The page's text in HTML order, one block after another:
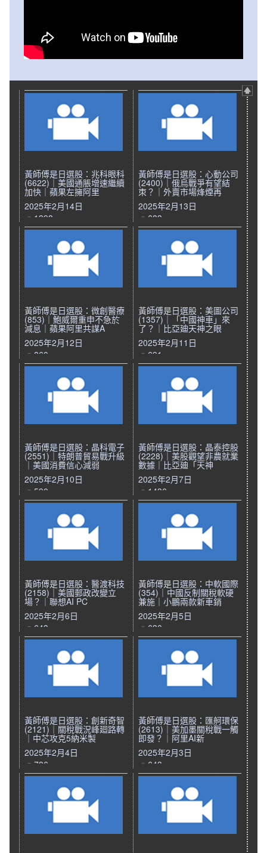
黃師傅是日選股：兆科眼科
(6622)｜美國通脹增速繼續
加快｜蘋果左擁阿里
2025年2月14日
1398
黃師傅是日選股：心動公司
(2400)｜俄烏戰爭有望結
朿？｜外賣市場烽煙再
2025年2月13日
683
黃師傅是日選股：微創醫療
(853)｜鮑威爾重申不急於
減息｜蘋果阿里共謀A
2025年2月12日
860
黃師傅是日選股：美圖公司
(1357)｜「中國神車」來
了？｜比亞廸天神之眼
2025年2月11日
691
黃師傅是日選股：晶科電子
(2551)｜特朗普貿易戰升級
｜美國消費信心減弱
2025年2月10日
590
黃師傅是日選股：晶泰控股
(2228)｜美股觀望非農就業
數據｜比亞廸「天神
2025年2月7日
1436
黃師傅是日選股：醫渡科技
(2158)｜美國郵政改變立
場？｜聯想AI PC
2025年2月6日
643
黃師傅是日選股：中軟國際
(354)｜中國反制關稅軟硬
兼施｜小鵬兩款新車銷
2025年2月5日
630
黃師傅是日選股：創新奇智
(2121)｜關稅戰況峰廻路轉
｜中芯攻克5納米製
2025年2月4日
786
黃師傅是日選股：匯舸環保
(2613)｜美加墨關稅戰一觸
即發？｜阿里AI新
2025年2月3日
643